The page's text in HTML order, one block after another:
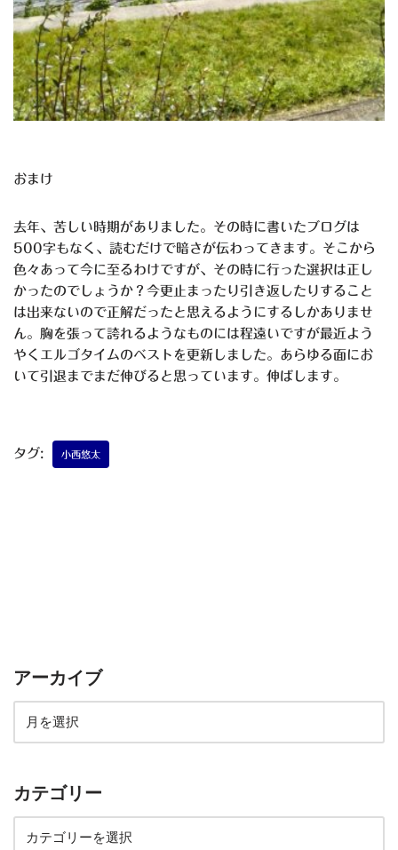
おまけ
去年、苦しい時期がありました。その時に書いたブログは
500字もなく、読むだけで暗さが伝わってきます。そこから
色々あって今に至るわけですが、その時に行った選択は正し
かったのでしょうか？今更止まったり引き返したりすること
は出来ないので正解だったと思えるようにするしかありませ
ん。胸を張って誇れるようなものには程遠いですが最近よう
やくエルゴタイムのベストを更新しました。あらゆる面にお
いて引退までまだ伸びると思っています。伸ばします。
タグ: 小西悠太
アーカイブ
カテゴリー